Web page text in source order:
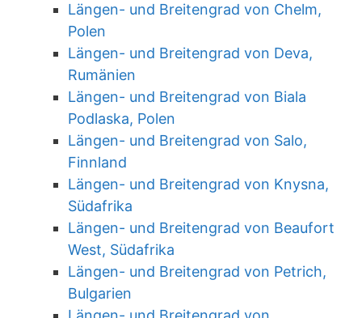
Längen- und Breitengrad von Chelm,
Polen
Längen- und Breitengrad von Deva,
Rumänien
Längen- und Breitengrad von Biala
Podlaska, Polen
Längen- und Breitengrad von Salo,
Finnland
Längen- und Breitengrad von Knysna,
Südafrika
Längen- und Breitengrad von Beaufort
West, Südafrika
Längen- und Breitengrad von Petrich,
Bulgarien